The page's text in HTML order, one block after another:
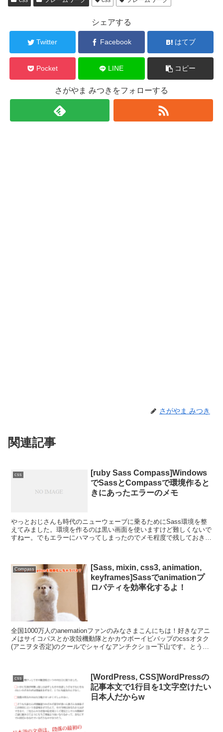
シェアする
Twitter Facebook はてブ
Pocket LINE コピー
さがやま みつきをフォローする
さがやま みつき
関連記事
css
[ruby Sass Compass]Windows
でSassとCompassで環境作ると
きにあったエラーのメモ
やっとおじさんも時代のニューウェーブに乗るためにSass環境を整
えてみました。環境を作るのは黒い画面を使いますけど難しくないで
すねー。でもエラーにハマってしまったのでメモ程度で残しておきま
Compass
[Sass, mixin, css3, animation,
keyframes]Sassでanimationプ
ロパティを効率化するよ！
全国1000万人のanemationファンのみなさまこんにちは！好きなアニ
メはサイコパスとか攻殻機動隊とかカウボーイビバップのcssオタク
(アニヲタ否定)のクールでシャイなアンチクショー下山です。とうと
css
[WordPress, CSS]WordPressの
記事本文で1行目を1文字空けたい
日本人だからw